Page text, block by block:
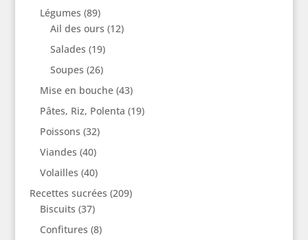
Légumes (89)
Ail des ours (12)
Salades (19)
Soupes (26)
Mise en bouche(43)
Pâtes, Riz, Polenta (19)
Poissons (32)
Viandes (40)
Volailles (40)
Recettes sucrées (209)
Biscuits (37)
Confitures (8)